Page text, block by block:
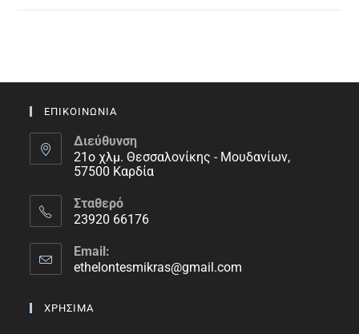
ΕΠΙΚΟΙΝΩΝΙΑ
Διεύθυνση
21ο χλμ. Θεσσαλονίκης - Μουδανίων,
57500 Καρδία
Σταθερό
23920 66176
Email:
ethelontesmikras@gmail.com
ΧΡΗΣΙΜΑ